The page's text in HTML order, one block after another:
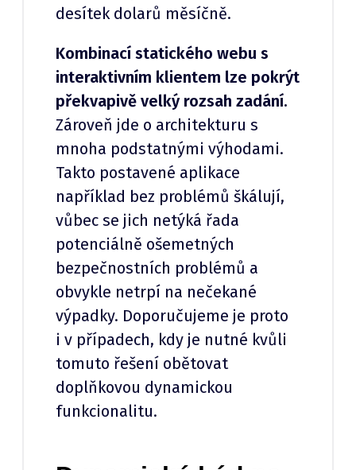
desítek dolarů měsíčně.
Kombinací statického webu s
interaktivním klientem lze pokrýt
překvapivě velký rozsah zadání.
Zároveň jde o architekturu s
mnoha podstatnými výhodami.
Takto postavené aplikace
například bez problémů škálují,
vůbec se jich netýká řada
potenciálně ošemetných
bezpečnostních problémů a
obvykle netrpí na nečekané
výpadky. Doporučujeme je proto
i v případech, kdy je nutné kvůli
tomuto řešení obětovat
doplňkovou dynamickou
funkcionalitu.